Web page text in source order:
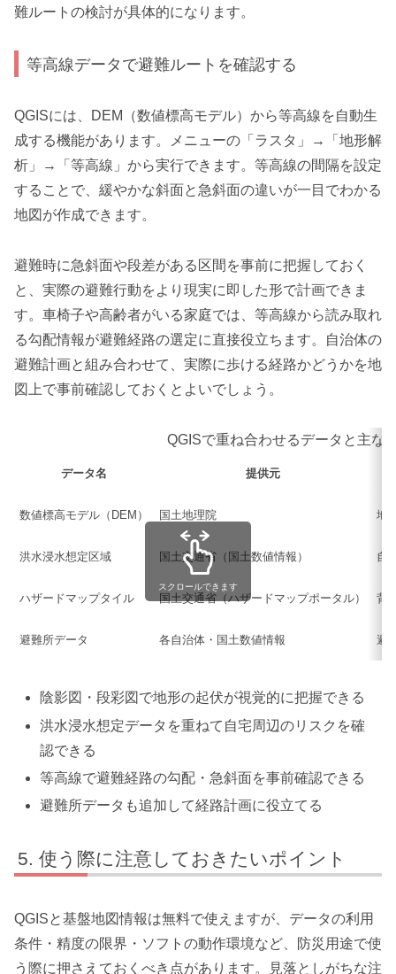
難ルートの検討が具体的になります。
等高線データで避難ルートを確認する
QGISには、DEM（数値標高モデル）から等高線を自動生
成する機能があります。メニューの「ラスタ」→「地形解
析」→「等高線」から実行できます。等高線の間隔を設定
することで、緩やかな斜面と急斜面の違いが一目でわかる
地図が作成できます。
避難時に急斜面や段差がある区間を事前に把握しておく
と、実際の避難行動をより現実に即した形で計画できま
す。車椅子や高齢者がいる家庭では、等高線から読み取れ
る勾配情報が避難経路の選定に直接役立ちます。自治体の
避難計画と組み合わせて、実際に歩ける経路かどうかを地
図上で事前確認しておくとよいでしょう。
QGISで重ね合わせるデータと主な
データ名 提供元
数値標高モデル（DEM） 国土地理院 地
洪水浸水想定区域 国土交通省（国土数値情報） 自
ハザードマップタイル 国土交通省（ハザードマップポータル） 背
避難所データ 各自治体・国土数値情報 避
スクロールできます
陰影図・段彩図で地形の起伏が視覚的に把握できる
洪水浸水想定データを重ねて自宅周辺のリスクを確
認できる
等高線で避難経路の勾配・急斜面を事前確認できる
避難所データも追加して経路計画に役立てる
使う際に注意しておきたいポイント
QGISと基盤地図情報は無料で使えますが、データの利用
条件・精度の限界・ソフトの動作環境など、防災用途で使
う際に押さえておくべき点があります。見落としがちな注